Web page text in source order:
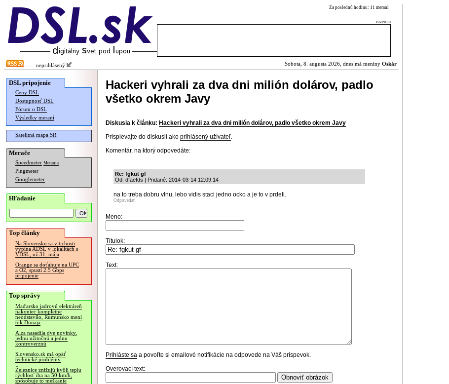
Za poslednú hodinu: 11 meraní
inzercia
neprihlásený Sobota, 8. augusta 2026, dnes má meniny Oskár
DSL pripojenie
Ceny DSL
Dostupnosť DSL
Fórum o DSL
Výsledky meraní
Satelitná mapa SR
Merače
Speedmeter Merania
Pingmeter
Googlemeter
Hľadanie
Top články
Na Slovensku sa v tichosti
vypína ADSL v lokalitách s
VDSL, už 31. mája
Orange sa doťahuje na UPC
a O2, spustí 2.5 Gbps
pripojenie
Top správy
Maďarsko jadrovú elektráreň
nakoniec kompletne
neodstavilo, Rumunsko mení
tok Dunaja
Alza nasadila dve novinky,
jednu užitočnú a jednu
kontroverznú
Slovensko.sk má opäť
technické problémy
Železnice znižujú kvôli teplu
rýchlosť iba na 50 km/h,
spôsobuje to meškanie
Hackeri vyhrali za dva dni milión dolárov, padlo
všetko okrem Javy
Diskusia k článku: Hackeri vyhrali za dva dni milión dolárov, padlo všetko okrem Javy
Prispievajte do diskusií ako prihlásený užívateľ.
Komentár, na ktorý odpovedáte:
Re: fgkut gf
Od: dfaefds | Pridané: 2014-03-14 12:09:14
na to treba dobru vlnu, lebo vidis staci jedno ocko a je to v prdeli.
Odpovedať
Meno:
Titulok:
Text:
Prihláste sa a povoľte si emailové notifikácie na odpovede na Váš príspevok.
Overovací text: